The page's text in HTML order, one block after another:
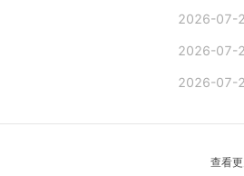
2026-07-
2026-07-
2026-07-
查看